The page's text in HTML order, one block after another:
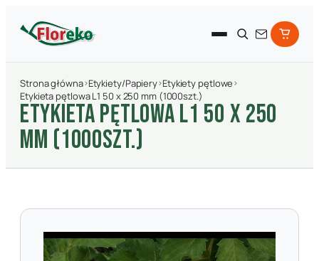
Strona główna›Etykiety/Papiery›Etykiety pętlowe›
Etykieta pętlowa L1 50 x 250 mm (1000szt.)
ETYKIETA PęTLOWA L1 50 X 250
MM (1000SZT.)